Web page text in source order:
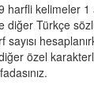
harfli kelimeler
diğer Türkçe
özel